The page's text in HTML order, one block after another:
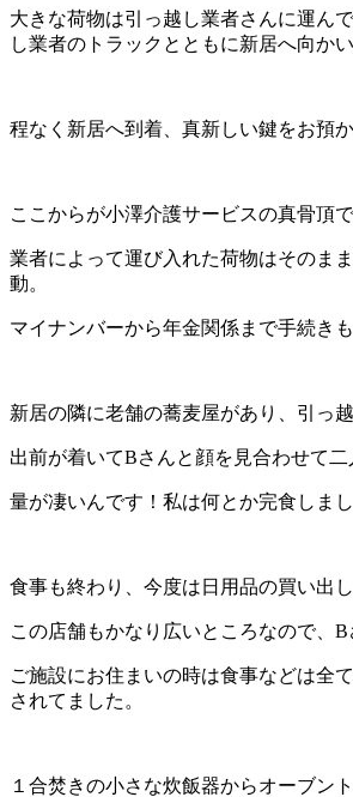
大きな荷物は引っ越し業者さんに運ん
し業者のトラックとともに新居へ向かい
程なく新居へ到着、真新しい鍵をお預
ここからが小澤介護サービスの真骨頂で
業者によって運び入れた荷物はそのま
動。
マイナンバーから年金関係まで手続き
新居の隣に老舗の蕎麦屋があり、引っ
出前が着いてBさんと顔を見合わせて二
量が凄いんです！私は何とか完食しま
食事も終わり、今度は日用品の買い出
この店舗もかなり広いところなので、
ご施設にお住まいの時は食事などは全
されてました。
１合焚きの小さな炊飯器からオーブン